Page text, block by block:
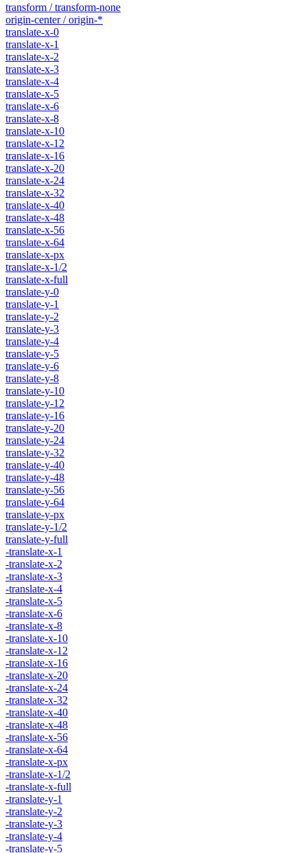
transform / transform-none
origin-center / origin-*
translate-x-0
translate-x-1
translate-x-2
translate-x-3
translate-x-4
translate-x-5
translate-x-6
translate-x-8
translate-x-10
translate-x-12
translate-x-16
translate-x-20
translate-x-24
translate-x-32
translate-x-40
translate-x-48
translate-x-56
translate-x-64
translate-x-px
translate-x-1/2
translate-x-full
translate-y-0
translate-y-1
translate-y-2
translate-y-3
translate-y-4
translate-y-5
translate-y-6
translate-y-8
translate-y-10
translate-y-12
translate-y-16
translate-y-20
translate-y-24
translate-y-32
translate-y-40
translate-y-48
translate-y-56
translate-y-64
translate-y-px
translate-y-1/2
translate-y-full
-translate-x-1
-translate-x-2
-translate-x-3
-translate-x-4
-translate-x-5
-translate-x-6
-translate-x-8
-translate-x-10
-translate-x-12
-translate-x-16
-translate-x-20
-translate-x-24
-translate-x-32
-translate-x-40
-translate-x-48
-translate-x-56
-translate-x-64
-translate-x-px
-translate-x-1/2
-translate-x-full
-translate-y-1
-translate-y-2
-translate-y-3
-translate-y-4
-translate-y-5